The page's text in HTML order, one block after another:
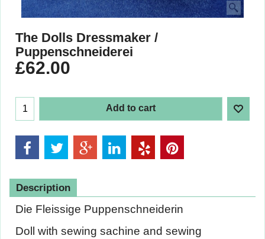
The Dolls Dressmaker /
Puppenschneiderei
£62.00
Add to cart
Description
Die Fleissige Puppenschneiderin
Doll with sewing sachine and sewing